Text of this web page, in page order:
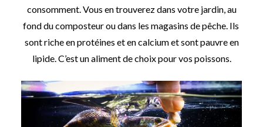
consomment. Vous en trouverez dans votre jardin, au
fond du composteur ou dans les magasins de pêche. Ils
sont riche en protéines et en calcium et sont pauvre en
lipide. C’est un aliment de choix pour vos poissons.